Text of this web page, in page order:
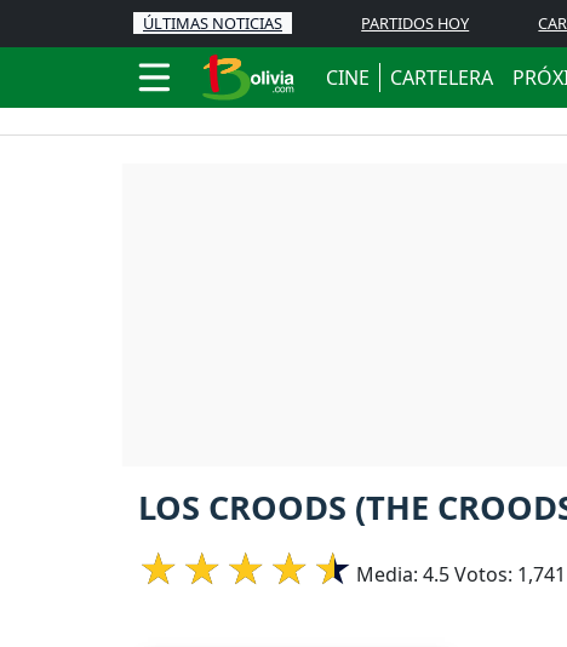
ÚLTIMAS NOTICIAS PARTIDOS HOY
CINE CARTELERA
LOS CROODS (THE
Media: 4.5Votos: 1,741